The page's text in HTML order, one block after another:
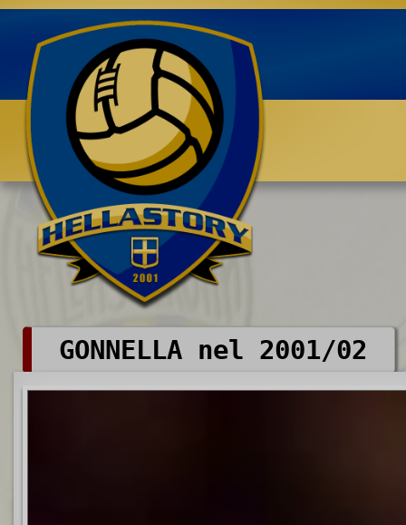
Benvenuti su HELLASTORY.net
GONNELLA nel 2001/02